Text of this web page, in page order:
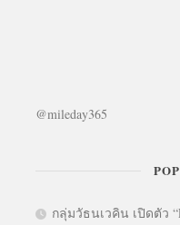
@mileday365
กลุ่มวัธนเวคิน เปิดตัว